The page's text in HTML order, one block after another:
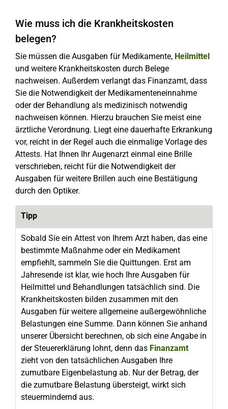
Wie muss ich die Krankheitskosten
belegen?
Sie müssen die Ausgaben für Medikamente, Heilmittel
und weitere Krankheitskosten durch Belege
nachweisen. Außerdem verlangt das Finanzamt, dass
Sie die Notwendigkeit der Medikamenteneinnahme
oder der Behandlung als medizinisch notwendig
nachweisen können. Hierzu brauchen Sie meist eine
ärztliche Verordnung. Liegt eine dauerhafte Erkrankung
vor, reicht in der Regel auch die einmalige Vorlage des
Attests. Hat Ihnen Ihr Augenarzt einmal eine Brille
verschrieben, reicht für die Notwendigkeit der
Ausgaben für weitere Brillen auch eine Bestätigung
durch den Optiker.
Tipp
Sobald Sie ein Attest von Ihrem Arzt haben, das eine
bestimmte Maßnahme oder ein Medikament
empfiehlt, sammeln Sie die Quittungen. Erst am
Jahresende ist klar, wie hoch Ihre Ausgaben für
Heilmittel und Behandlungen tatsächlich sind. Die
Krankheitskosten bilden zusammen mit den
Ausgaben für weitere allgemeine außergewöhnliche
Belastungen eine Summe. Dann können Sie anhand
unserer Übersicht berechnen, ob sich eine Angabe in
der Steuererklärung lohnt, denn das Finanzamt
zieht von den tatsächlichen Ausgaben Ihre
zumutbare Eigenbelastung ab. Nur der Betrag, der
die zumutbare Belastung übersteigt, wirkt sich
steuermindernd aus.